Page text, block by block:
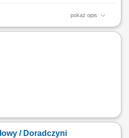
pokaż opis
specjalistycznych preparatów
/ Doradczyni